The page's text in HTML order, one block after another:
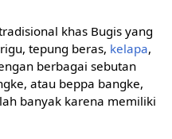
khas Bugis yang
tepung beras, kelapa,
berbagai sebutan
atau beppa bangke,
banyak karena memiliki